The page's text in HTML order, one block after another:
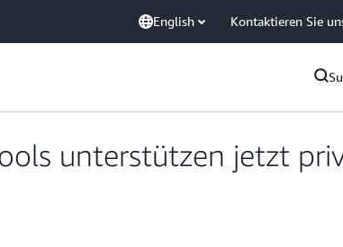
English Kontaktieren Sie
unterstützen jetzt